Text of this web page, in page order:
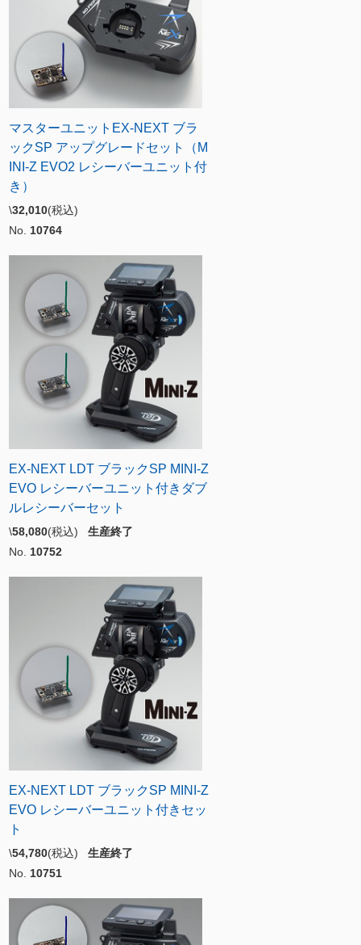
マスターユニットEX-NEXT ブラ
ックSP アップグレードセット（M
INI-Z EVO2 レシーバーユニット付
き）
\32,010(税込)
No. 10764
EX-NEXT LDT ブラックSP MINI-Z
EVO レシーバーユニット付きダブ
ルレシーバーセット
\58,080(税込) 生産終了
No. 10752
EX-NEXT LDT ブラックSP MINI-Z
EVO レシーバーユニット付きセッ
ト
\54,780(税込) 生産終了
No. 10751